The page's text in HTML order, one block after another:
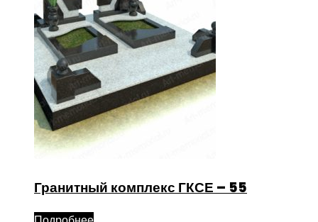
Гранитный комплекс ГКСЕ – 55